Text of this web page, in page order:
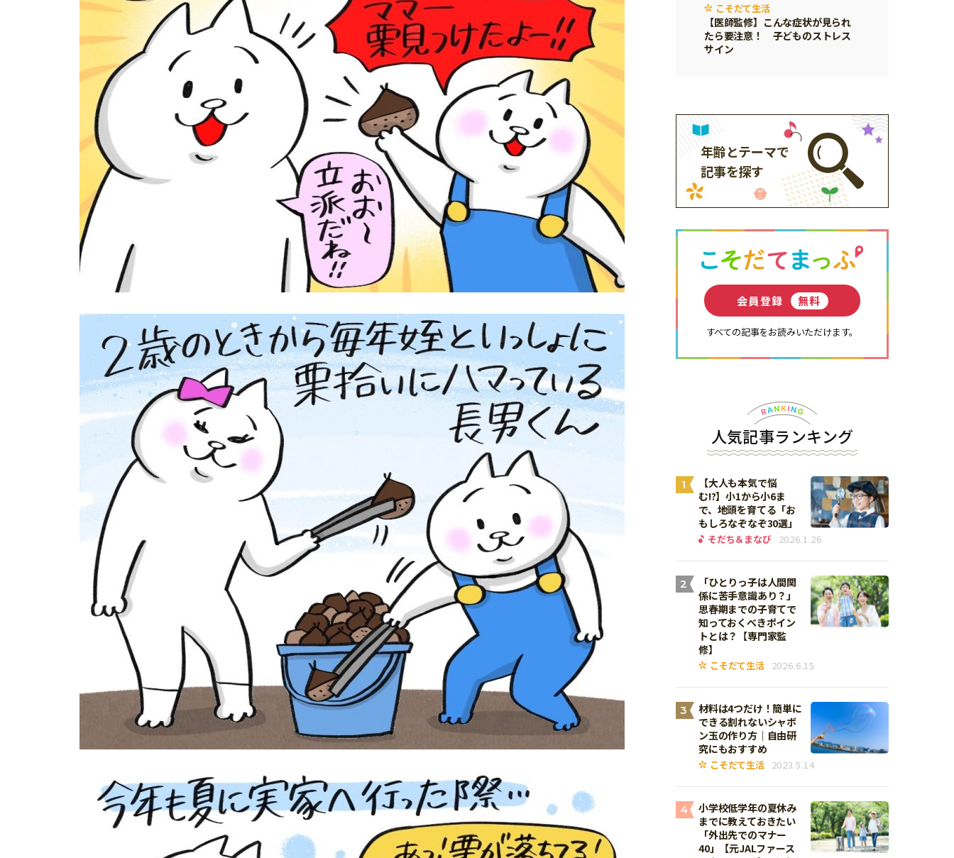
こそだて生活
【医師監修】こんな症状が見られ
たら要注意！ 子どものストレス
サイン
年齢とテーマで
記事を探す
会員登録 無料
すべての記事をお読みいただけます。
人気記事ランキング
1
【大人も本気で悩
む!?】小1から小6ま
で、地頭を育てる「お
もしろなぞなぞ30選」
そだち＆まなび 2026.1.26
2
「ひとりっ子は人間関
係に苦手意識あり？」
思春期までの子育てで
知っておくべきポイン
トとは？【専門家監
修】
こそだて生活 2026.6.15
3
材料は4つだけ！簡単に
できる割れないシャボ
ン玉の作り方｜自由研
究にもおすすめ
こそだて生活 2023.5.14
4
小学校低学年の夏休み
までに教えておきたい
「外出先でのマナー
40」【元JALファース